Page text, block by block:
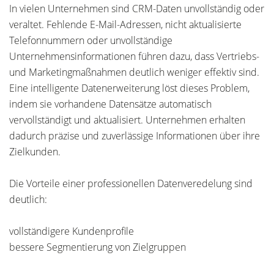
In vielen Unternehmen sind CRM-Daten unvollständig oder
veraltet. Fehlende E-Mail-Adressen, nicht aktualisierte
Telefonnummern oder unvollständige
Unternehmensinformationen führen dazu, dass Vertriebs-
und Marketingmaßnahmen deutlich weniger effektiv sind.
Eine intelligente Datenerweiterung löst dieses Problem,
indem sie vorhandene Datensätze automatisch
vervollständigt und aktualisiert. Unternehmen erhalten
dadurch präzise und zuverlässige Informationen über ihre
Zielkunden.
Die Vorteile einer professionellen Datenveredelung sind
deutlich:
vollständigere Kundenprofile
bessere Segmentierung von Zielgruppen